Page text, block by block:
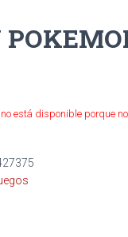
está disponible porque